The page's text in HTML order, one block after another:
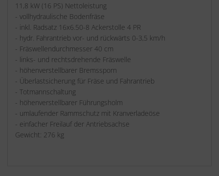
11,8 kW (16 PS) Nettoleistung
- vollhydraulische Bodenfräse
- inkl. Radsatz 16x6.50-8 Ackerstolle 4 PR
- hydr. Fahrantrieb vor- und rückwärts 0-3,5 km/h
- Fräswellendurchmesser 40 cm
- links- und rechtsdrehende Fräswelle
- höhenverstellbarer Bremssporn
- Überlastsicherung für Fräse und Fahrantrieb
- Totmannschaltung
- höhenverstellbarer Führungsholm
- umlaufender Rammschutz mit Kranverladeöse
- einfacher Freilauf der Antriebsachse
Gewicht: 276 kg